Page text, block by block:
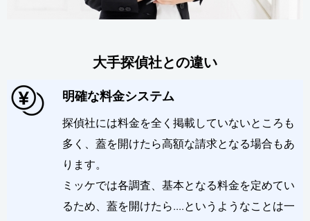
大手探偵社との違い
明確な料金システム
探偵社には料金を全く掲載していないところも
多く、蓋を開けたら高額な請求となる場合もあ
ります。
ミッケでは各調査、基本となる料金を定めてい
るため、蓋を開けたら....というようなことは一